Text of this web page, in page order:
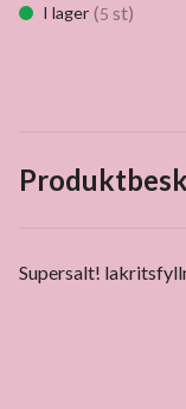
I lager (5 st)
Supersalt!